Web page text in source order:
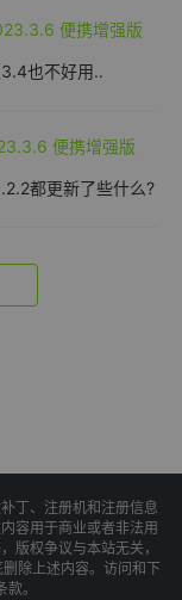
便携增强版
也不好用..
便携增强版
都更新了些什么?
丁、注册机和注册信息
容用于商业或者非法用
版权争议与本站无关，
除上述内容。访问和下
。